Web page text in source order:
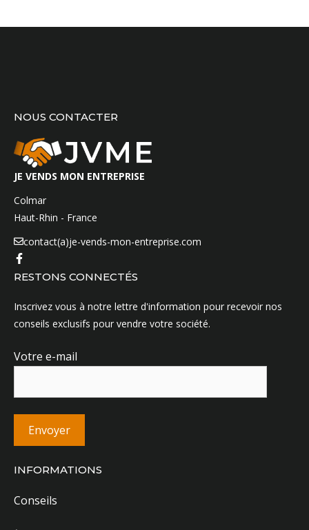
NOUS CONTACTER
JE VENDS MON ENTREPRISE
Colmar
Haut-Rhin - France
contact(a)je-vends-mon-entreprise.com
RESTONS CONNECTÉS
Inscrivez vous à notre lettre d'information pour recevoir nos
conseils exclusifs pour vendre votre société.
Votre e-mail
INFORMATIONS
Conseils